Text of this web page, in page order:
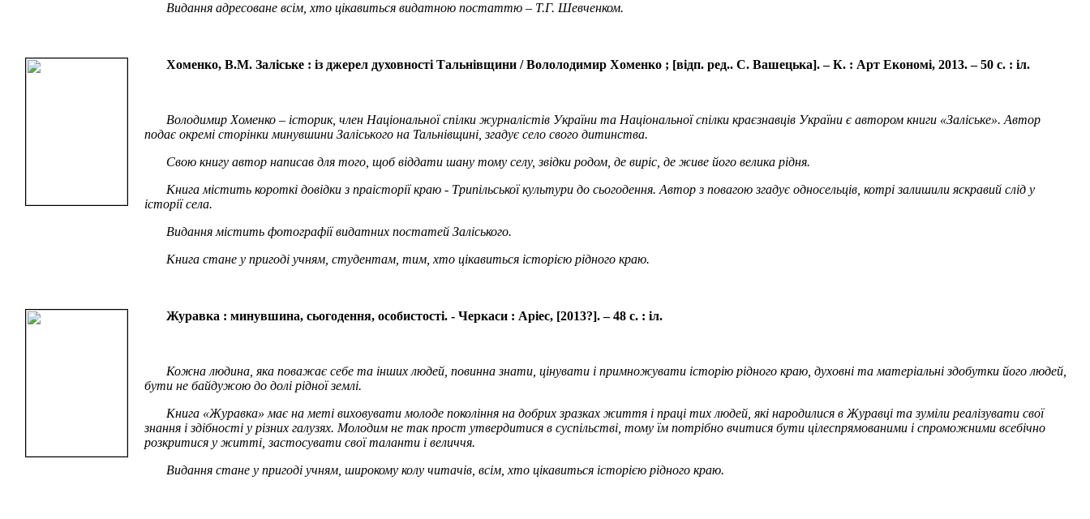
Видання адресоване всім, хто цікавиться видатною постаттю – Т.Г. Шевченком.
Хоменко, В.М. Заліське : із джерел духовності Тальнівщини / Вололодимир Хоменко ; [відп. ред.. С. Вашецька]. – К. : Арт Економі, 2013. – 50 с. : іл.
Володимир Хоменко – історик, член Національної спілки журналістів України та Національної спілки краєзнавців України є автором книги «Заліське». Автор
подає окремі сторінки минувшини Заліського на Тальнівщині, згадує село свого дитинства.
Свою книгу автор написав для того, щоб віддати шану тому селу, звідки родом, де виріс, де живе його велика рідня.
Книга містить короткі довідки з праісторії краю - Трипільської культури до сьогодення. Автор з повагою згадує односельців, котрі залишили яскравий слід у
історії села.
Видання містить фотографії видатних постатей Заліського.
Книга стане у пригоді учням, студентам, тим, хто цікавиться історією рідного краю.
Журавка : минувшина, сьогодення, особистості. - Черкаси : Аріес, [2013?]. – 48 с. : іл.
Кожна людина, яка поважає себе та інших людей, повинна знати, цінувати і примножувати історію рідного краю, духовні та матеріальні здобутки його людей,
бути не байдужою до долі рідної землі.
Книга «Журавка» має на меті виховувати молоде покоління на добрих зразках життя і праці тих людей, які народилися в Журавці та зуміли реалізувати свої
знання і здібності у різних галузях. Молодим не так прост утвердитися в суспільстві, тому їм потрібно вчитися бути цілеспрямованими і спроможними всебічно
розкритися у житті, застосувати свої таланти і величчя.
Видання стане у пригоді учням, широкому колу читачів, всім, хто цікавиться історією рідного краю.